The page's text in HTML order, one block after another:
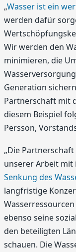
„Wasser ist ein
werden dafür
Wir werden den
minimieren, die
Generation
Partnerschaft mit
diesem Beispiel
Persson,
„Die
unserer Arbeit
Senkung des
langfristige
ebenso seine
den beteiligten
schauen. Die